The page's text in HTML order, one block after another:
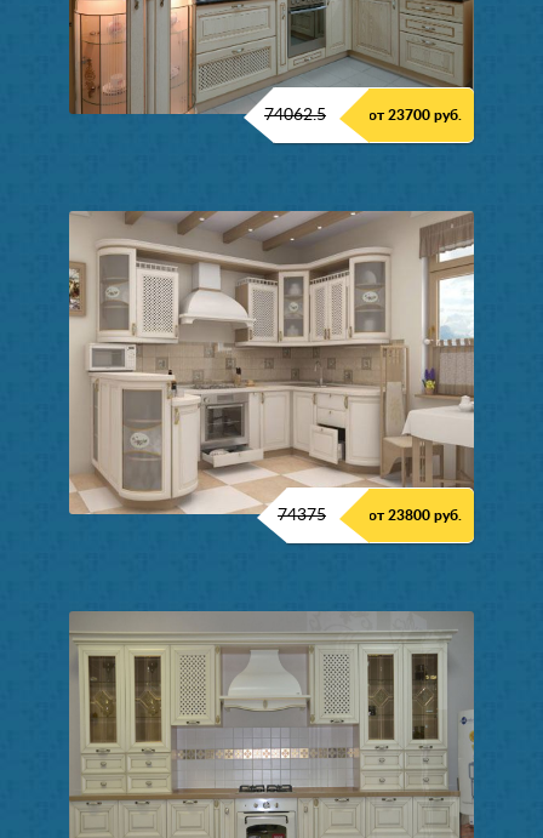
74062.5 от 23700 руб.
74375 от 23800 руб.